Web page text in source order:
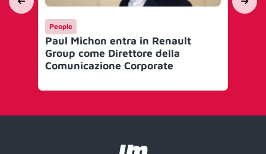
People
Paul Michon entra in Renault
Group come Direttore della
Comunicazione Corporate